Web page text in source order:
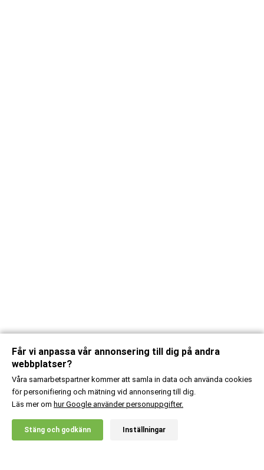
20% RABATT!
X
Får vi anpassa vår annonsering till dig på andra
webbplatser?
Våra samarbetspartner kommer att samla in data och använda cookies
för personifiering och mätning vid annonsering till dig.
Läs mer om hur Google använder personuppgifter.
Stäng och godkänn Inställningar